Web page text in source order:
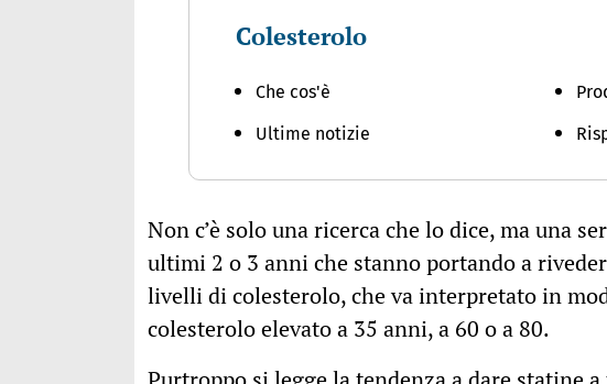
Colesterolo
Che cos'è
Ultime notizie
Non c’è solo una ricerca che lo dice, ma una
ultimi 2 o 3 anni che stanno portando a
livelli di colesterolo, che va interpretato in
colesterolo elevato a 35 anni, a 60 o a 80.